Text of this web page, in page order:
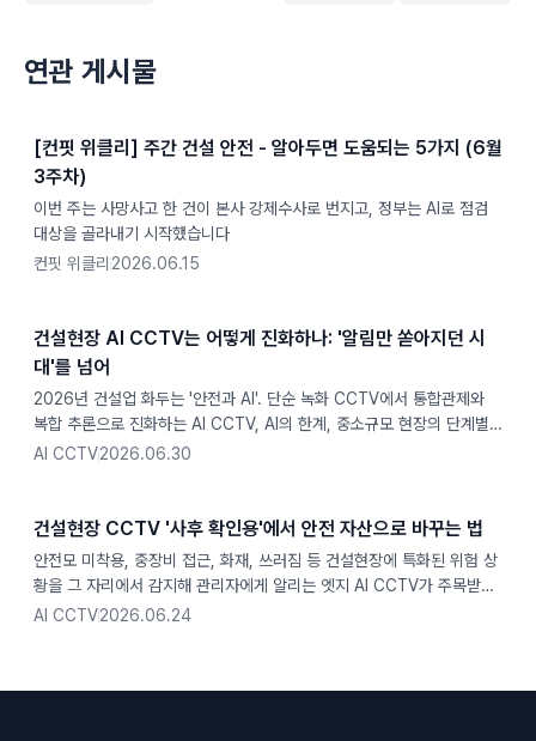
연관 게시물
[컨핏 위클리] 주간 건설 안전 - 알아두면 도움되는 5가지 (6월
3주차)
이번 주는 사망사고 한 건이 본사 강제수사로 번지고, 정부는 AI로 점검
대상을 골라내기 시작했습니다
컨핏 위클리 2026.06.15
건설현장 AI CCTV는 어떻게 진화하나: '알림만 쏟아지던 시
대'를 넘어
2026년 건설업 화두는 '안전과 AI'. 단순 녹화 CCTV에서 통합관제와
복합 추론으로 진화하는 AI CCTV, AI의 한계, 중소규모 현장의 단계별
도입법, 산안비 100% 계상까지 정리했습니다
AI CCTV2026.06.30
건설현장 CCTV '사후 확인용'에서 안전 자산으로 바꾸는 법
안전모 미착용, 중장비 접근, 화재, 쓰러짐 등 건설현장에 특화된 위험 상
황을 그 자리에서 감지해 관리자에게 알리는 엣지 AI CCTV가 주목받고
있습니다.
AI CCTV2026.06.24